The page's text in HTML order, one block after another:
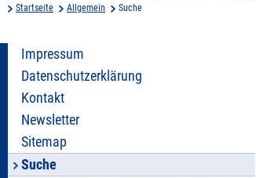
Startseite Allgemein Suche
Impressum
Datenschutzerklärung
Kontakt
Newsletter
Sitemap
Suche